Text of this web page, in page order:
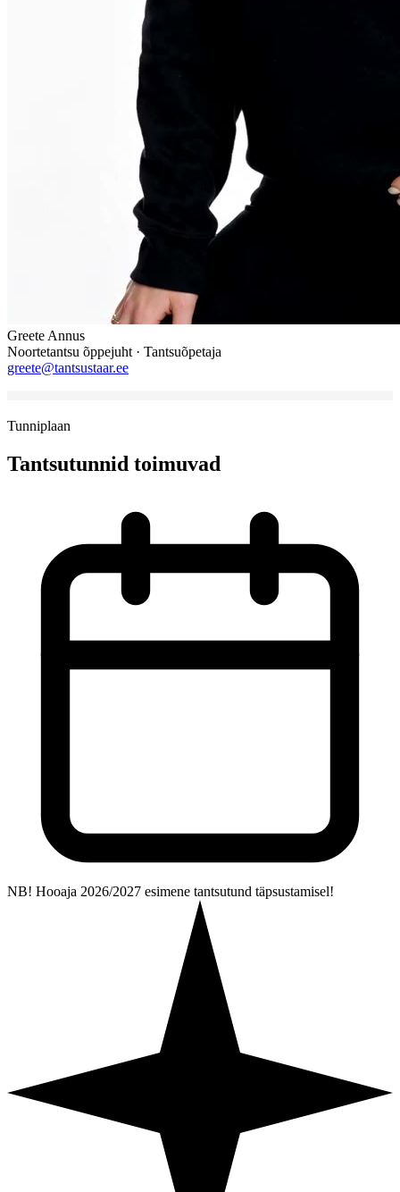
Greete Annus
Noortetantsu õppejuht · Tantsuõpetaja
greete@tantsustaar.ee
Tunniplaan
Tantsutunnid toimuvad
NB! Hooaja 2026/2027 esimene tantsutund täpsustamisel!